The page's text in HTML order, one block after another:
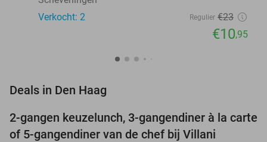
Verkocht: 2
Regulier €23
€10,95
Deals in Den Haag
52%
NEW
TODAY
2-gangen keuzelunch, 3-gangendiner à la carte
of 5-gangendiner van de chef bij Villani